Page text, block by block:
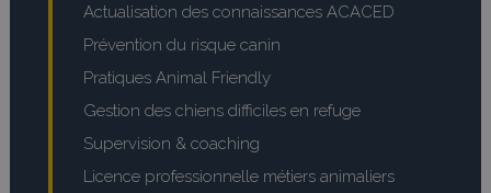
Actualisation des connaissances ACACED
Prévention du risque canin
Pratiques Animal Friendly
Gestion des chiens difficiles en refuge
Supervision & coaching
Licence professionnelle métiers animaliers